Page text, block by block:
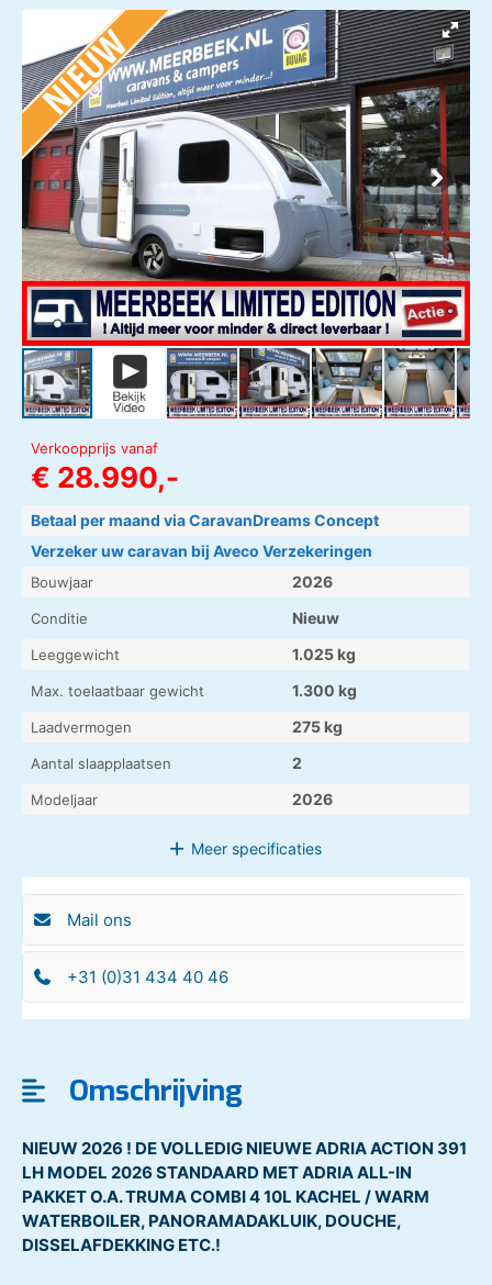
Verkoopprijs vanaf
€ 28.990,-
Betaal per maand via CaravanDreams Concept
Verzeker uw caravan bij Aveco Verzekeringen
Bouwjaar 2026
Conditie Nieuw
Leeggewicht 1.025 kg
Max. toelaatbaar gewicht 1.300 kg
Laadvermogen 275 kg
Aantal slaapplaatsen 2
Modeljaar 2026
Meer specificaties
Mail ons
+31 (0)31 434 40 46
Omschrijving
NIEUW 2026 ! DE VOLLEDIG NIEUWE ADRIA ACTION 391
LH MODEL 2026 STANDAARD MET ADRIA ALL-IN
PAKKET O.A. TRUMA COMBI 4 10L KACHEL / WARM
WATERBOILER, PANORAMADAKLUIK, DOUCHE,
DISSELAFDEKKING ETC.!